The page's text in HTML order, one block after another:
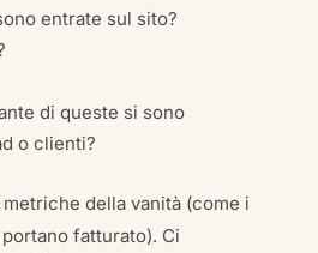
entrate sul sito?
di queste si sono
o clienti?
della vanità (come i
fatturato). Ci